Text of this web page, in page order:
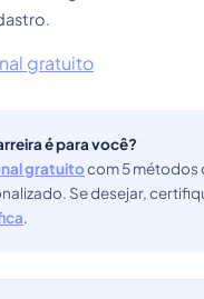
gratuito
é para você?
gratuitocom 5 métodos
Se desejar,
.